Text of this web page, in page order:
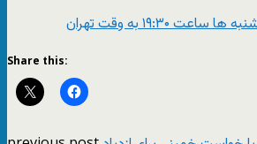
Share this: